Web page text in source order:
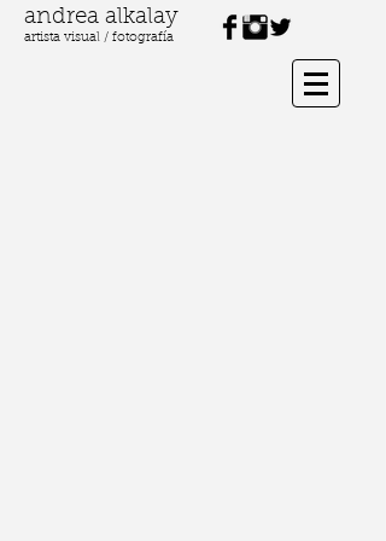
andrea alkalay
artista visual / fotografía